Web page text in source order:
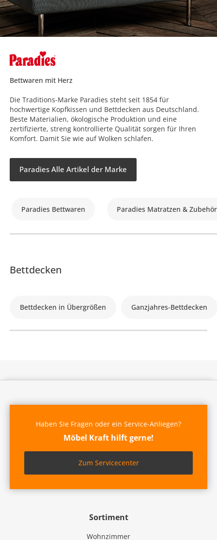
Bettwaren mit Herz
Die Traditions-Marke Paradies steht seit 1854 für
hochwertige Kopfkissen und Bettdecken aus Deutschland.
Beste Materialien, ökologische Produktion und eine
zertifizierte, streng kontrollierte Qualität sorgen für Ihren
Komfort. Damit Sie wie auf Wolken schlafen.
Paradies Alle Artikel der Marke
Paradies Bettwaren Paradies Matratzen & Zubehör
Bettdecken
Bettdecken in Übergrößen Ganzjahres-Bettdecken
Sortiment
Wohnzimmer
Haben Sie Fragen oder ein Service-Anliegen?
Möbel Kraft hilft gerne!
Zum Servicecenter